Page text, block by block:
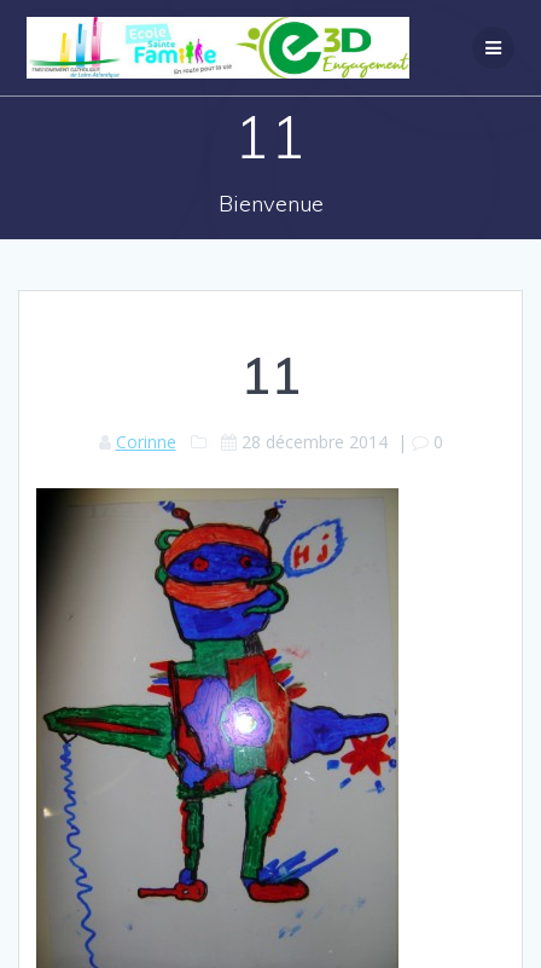
11
Bienvenue
11
Corinne 28 décembre 2014| 0